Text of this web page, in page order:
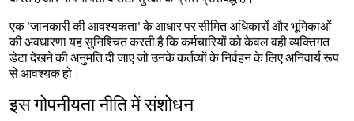
एक 'जानकारी की आवश्यकता' के आधार पर सीमित अधिकारों और भूमिकाओं
की अवधारणा यह सुनिश्चित करती है कि कर्मचारियों को केवल वही व्यक्तिगत
डेटा देखने की अनुमति दी जाए जो उनके कर्तव्यों के निर्वहन के लिए अनिवार्य रूप
से आवश्यक हो।
इस गोपनीयता नीति में संशोधन